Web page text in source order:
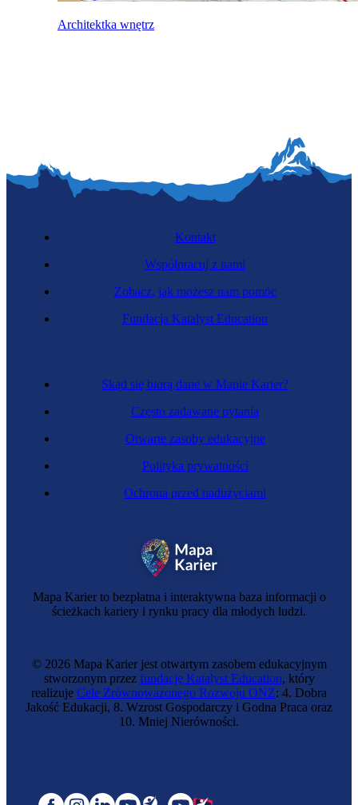
Architektka wnętrz
Mapa Karier to bezpłatna i interaktywna baza informacji o
ścieżkach kariery i rynku pracy dla młodych ludzi.
Skąd się biorą dane w Mapie Karier?
Często zadawane pytania
Otwarte zasoby edukacyjne
Polityka prywatności
Ochrona przed nadużyciami
Kontakt
Współpracuj z nami
Zobacz, jak możesz nam pomóc
Fundacja Katalyst Education
© 2026 Mapa Karier jest otwartym zasobem edukacyjnym
stworzonym przez fundację Katalyst Education, który
realizuje Cele Zrównoważonego Rozwoju ONZ: 4. Dobra
Jakość Edukacji, 8. Wzrost Gospodarczy i Godna Praca oraz
10. Mniej Nierówności.